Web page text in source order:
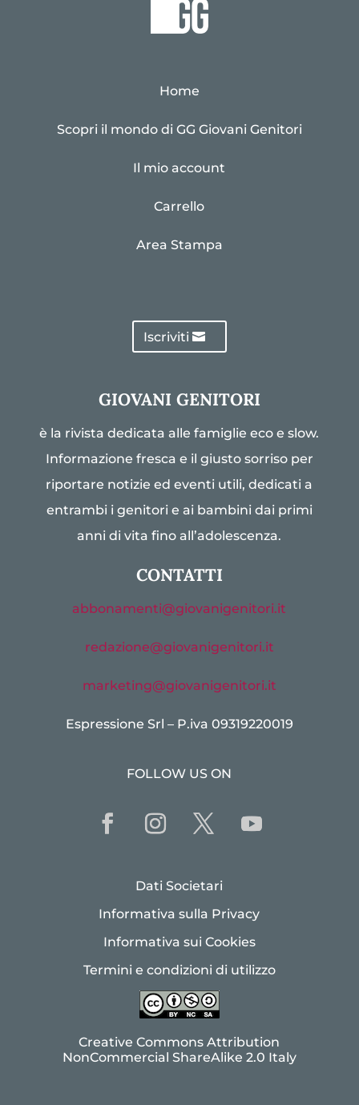
Home
Scopri il mondo di GG Giovani Genitori
Il mio account
Carrello
Area Stampa
Iscriviti
GIOVANI GENITORI
è la rivista dedicata alle famiglie eco e slow.
Informazione fresca e il giusto sorriso per
riportare notizie ed eventi utili, dedicati a
entrambi i genitori e ai bambini dai primi
anni di vita fino all’adolescenza.
CONTATTI
abbonamenti@giovanigenitori.it
redazione@giovanigenitori.it
marketing@giovanigenitori.it
Espressione Srl – P.iva 09319220019
FOLLOW US ON
Dati Societari
Informativa sulla Privacy
Informativa sui Cookies
Termini e condizioni di utilizzo
Creative Commons Attribution
NonCommercial ShareAlike 2.0 Italy